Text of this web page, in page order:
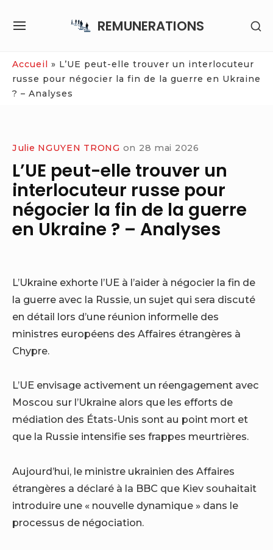
REMUNERATIONS
SITE
Accueil » L’UE peut-elle trouver un interlocuteur
russe pour négocier la fin de la guerre en Ukraine
? – Analyses
Julie NGUYEN TRONG on 28 mai 2026
L’UE peut-elle trouver un
interlocuteur russe pour
négocier la fin de la guerre
en Ukraine ? – Analyses
L’Ukraine exhorte l’UE à l’aider à négocier la fin de
la guerre avec la Russie, un sujet qui sera discuté
en détail lors d’une réunion informelle des
ministres européens des Affaires étrangères à
Chypre.
L’UE envisage activement un réengagement avec
Moscou sur l’Ukraine alors que les efforts de
médiation des États-Unis sont au point mort et
que la Russie intensifie ses frappes meurtrières.
Aujourd’hui, le ministre ukrainien des Affaires
étrangères a déclaré à la BBC que Kiev souhaitait
introduire une « nouvelle dynamique » dans le
processus de négociation.